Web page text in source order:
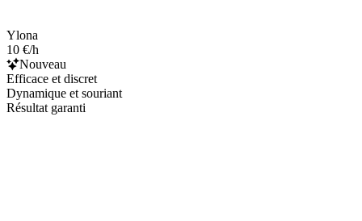
Ylona
10 €/h
Nouveau
Efficace et discret
Dynamique et souriant
Résultat garanti